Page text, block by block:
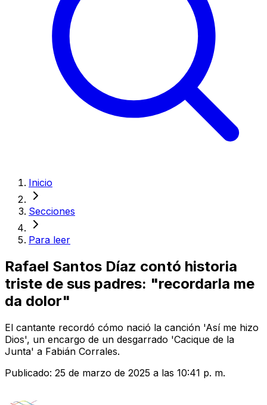
Inicio
Secciones
Para leer
Rafael Santos Díaz contó historia
triste de sus padres: "recordarla me
da dolor"
El cantante recordó cómo nació la canción 'Así me hizo
Dios', un encargo de un desgarrado 'Cacique de la
Junta' a Fabián Corrales.
Publicado: 25 de marzo de 2025 a las 10:41 p. m.